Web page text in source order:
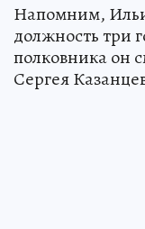
Напомним,
должность три
полковника он
Сергея